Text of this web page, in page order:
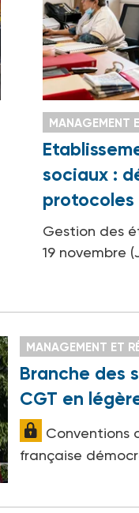
MANAGEMENT
sociaux :
Gestion des
19 novembre
MANAGEMENT ET
Branche des
CGT en
Conventions
française